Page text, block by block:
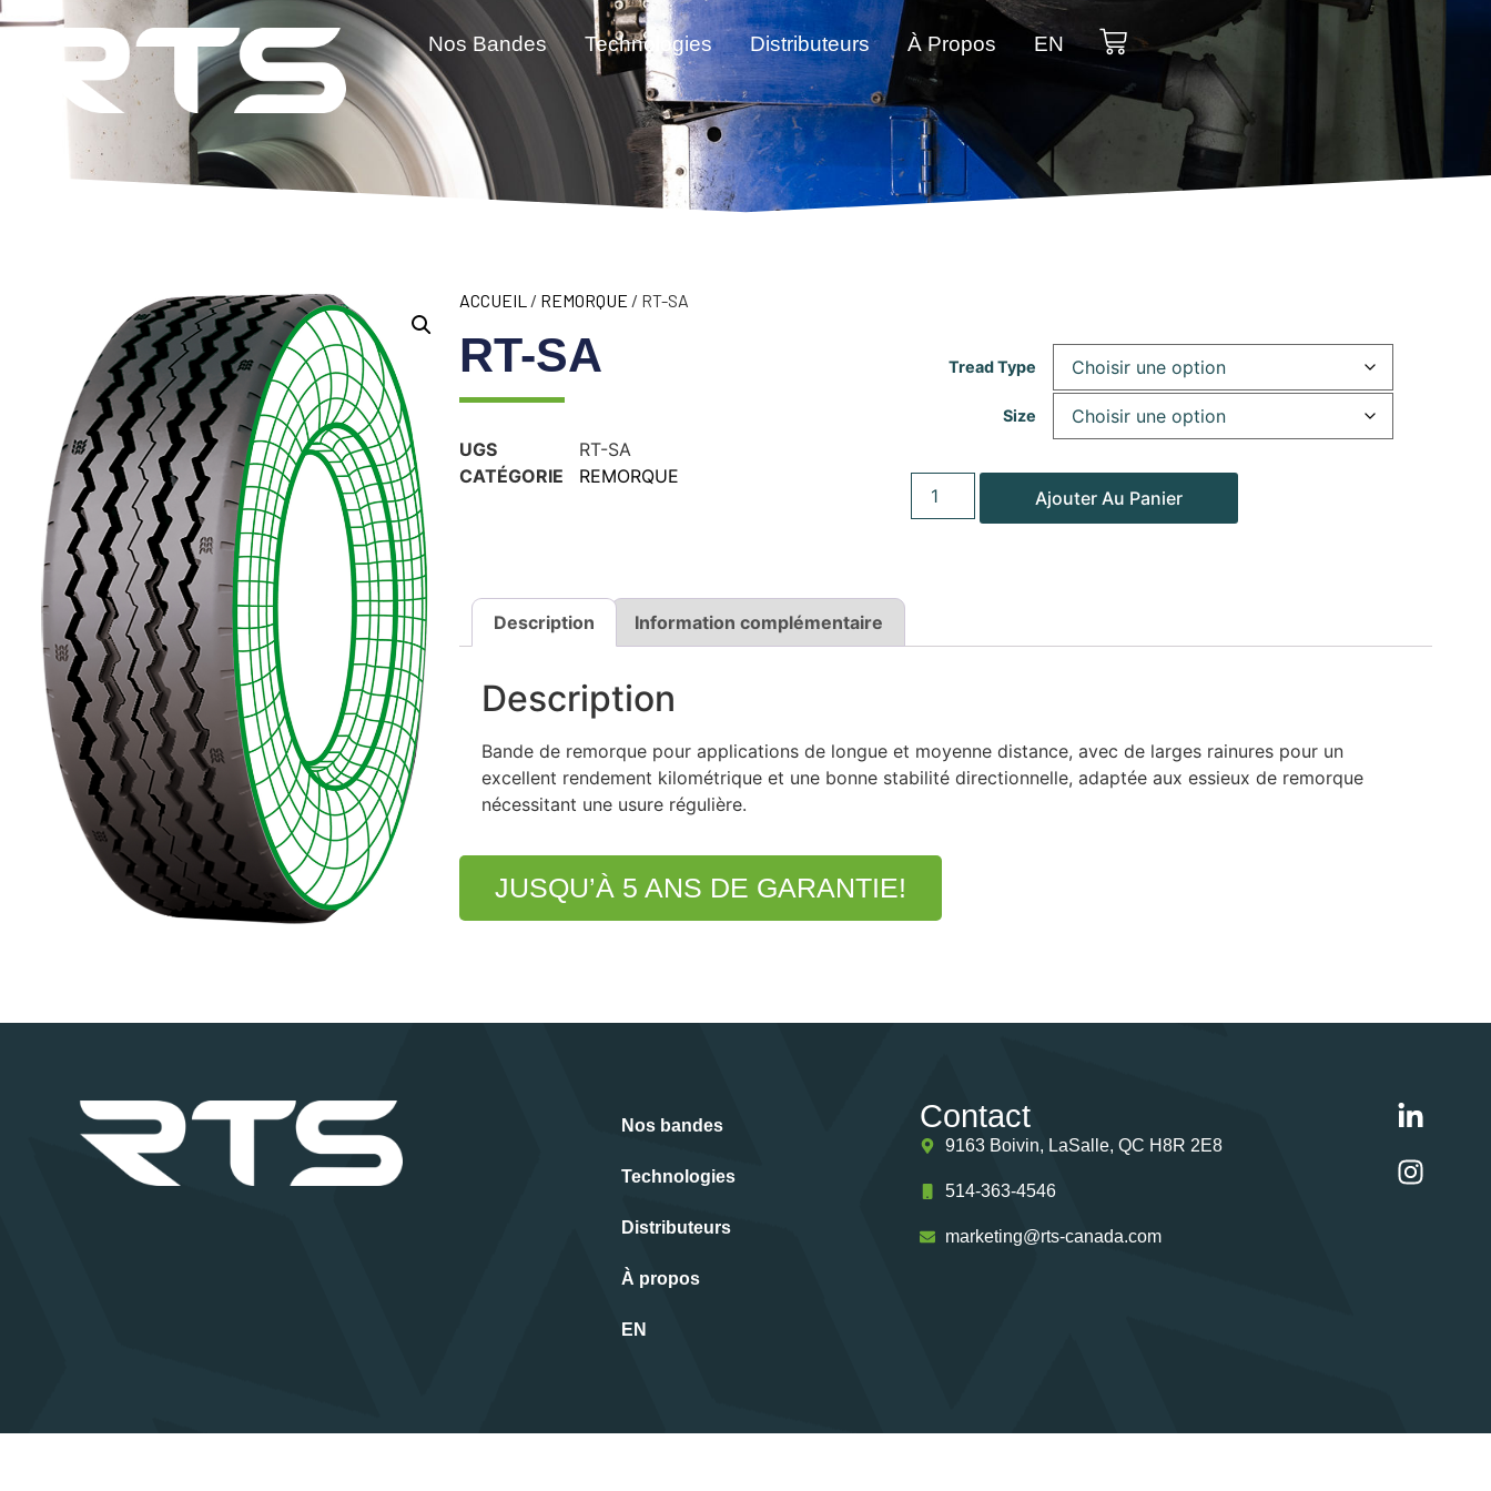
Nos Bandes Technologies Distributeurs À Propos EN
ACCUEIL / REMORQUE / RT-SA
RT-SA
UGS
RT-SA
CATÉGORIE
REMORQUE
Tread Type
Size
Ajouter Au Panier
Description Information complémentaire
Description
Bande de remorque pour applications de longue et moyenne distance, avec de larges rainures pour un
excellent rendement kilométrique et une bonne stabilité directionnelle, adaptée aux essieux de remorque
nécessitant une usure régulière.
JUSQU’À 5 ANS DE GARANTIE!
Nos bandes
Technologies
Distributeurs
À propos
EN
Contact
9163 Boivin, LaSalle, QC H8R 2E8
514-363-4546
marketing@rts-canada.com